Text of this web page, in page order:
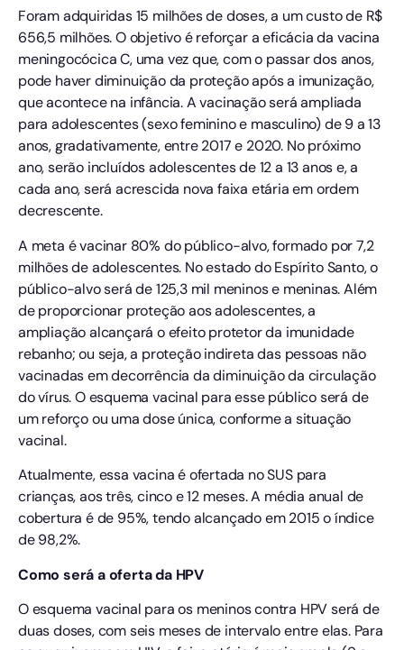
Foram adquiridas 15 milhões de doses, a um custo de R$
656,5 milhões. O objetivo é reforçar a eficácia da vacina
meningocócica C, uma vez que, com o passar dos anos,
pode haver diminuição da proteção após a imunização,
que acontece na infância. A vacinação será ampliada
para adolescentes (sexo feminino e masculino) de 9 a 13
anos, gradativamente, entre 2017 e 2020. No próximo
ano, serão incluídos adolescentes de 12 a 13 anos e, a
cada ano, será acrescida nova faixa etária em ordem
decrescente.
A meta é vacinar 80% do público-alvo, formado por 7,2
milhões de adolescentes. No estado do Espírito Santo, o
público-alvo será de 125,3 mil meninos e meninas. Além
de proporcionar proteção aos adolescentes, a
ampliação alcançará o efeito protetor da imunidade
rebanho; ou seja, a proteção indireta das pessoas não
vacinadas em decorrência da diminuição da circulação
do vírus. O esquema vacinal para esse público será de
um reforço ou uma dose única, conforme a situação
vacinal.
Atualmente, essa vacina é ofertada no SUS para
crianças, aos três, cinco e 12 meses. A média anual de
cobertura é de 95%, tendo alcançado em 2015 o índice
de 98,2%.
Como será a oferta da HPV
O esquema vacinal para os meninos contra HPV será de
duas doses, com seis meses de intervalo entre elas. Para